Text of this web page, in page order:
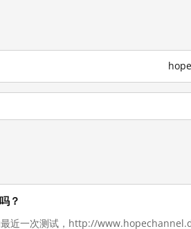
？
近一次测试，http://